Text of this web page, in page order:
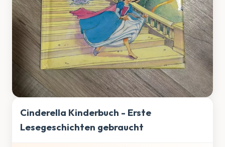
Cinderella Kinderbuch - Erste
Lesegeschichten gebraucht